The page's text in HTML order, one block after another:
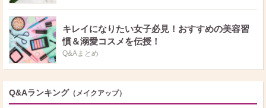
キレイになりたい女子必見！おすすめの美容習
慣＆溺愛コスメを伝授！
Q&Aまとめ
Q&Aランキング （メイクアップ）